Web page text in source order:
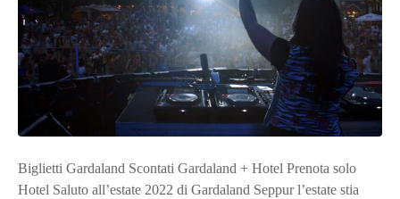
Biglietti Gardaland Scontati Gardaland + Hotel Prenota solo
Hotel Saluto all’estate 2022 di Gardaland Seppur l’estate stia